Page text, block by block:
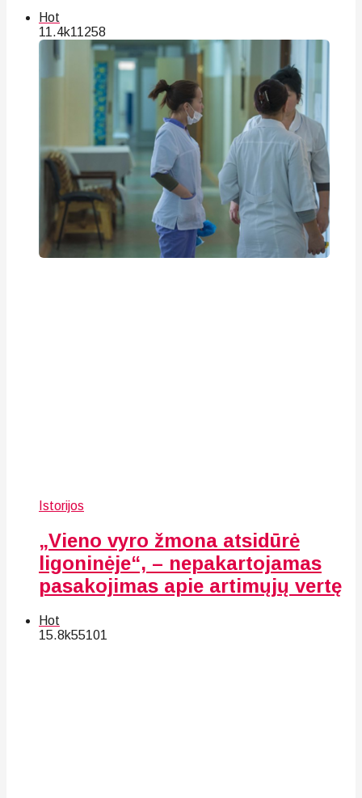
Hot
11.4k11258
Istorijos
„Vieno vyro žmona atsidūrė
ligoninėje“, – nepakartojamas
pasakojimas apie artimųjų vertę
Hot
15.8k55101